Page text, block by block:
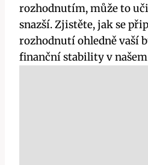
rozhodnutím, může to
snazší. Zjistěte, jak se
rozhodnutí ohledně vaší
finanční stability v